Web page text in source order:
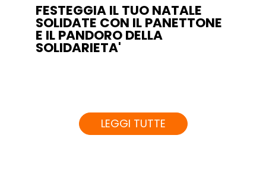
FESTEGGIA IL TUO NATALE
SOLIDATE CON IL PANETTONE
E IL PANDORO DELLA
SOLIDARIETA'
LEGGI TUTTE